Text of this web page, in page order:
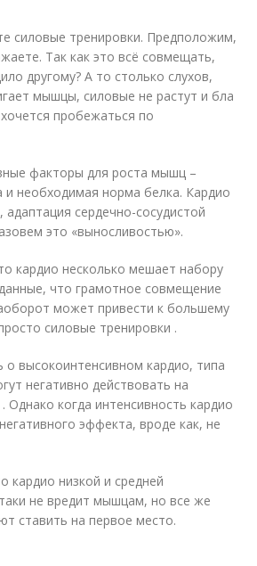
силовые тренировки. Предположим,
Так как это всё совмещать,
другому? А то столько слухов,
мышцы, силовые не растут и бла
пробежаться по
факторы для роста мышц –
и необходимая норма белка. Кардио
адаптация сердечно-сосудистой
это «выносливостью».
кардио несколько мешает набору
что грамотное совмещение
может привести к большему
силовые тренировки .
о высокоинтенсивном кардио, типа
негативно действовать на
когда интенсивность кардио
эффекта, вроде как, не
кардио низкой и средней
не вредит мышцам, но все же
ставить на первое место.